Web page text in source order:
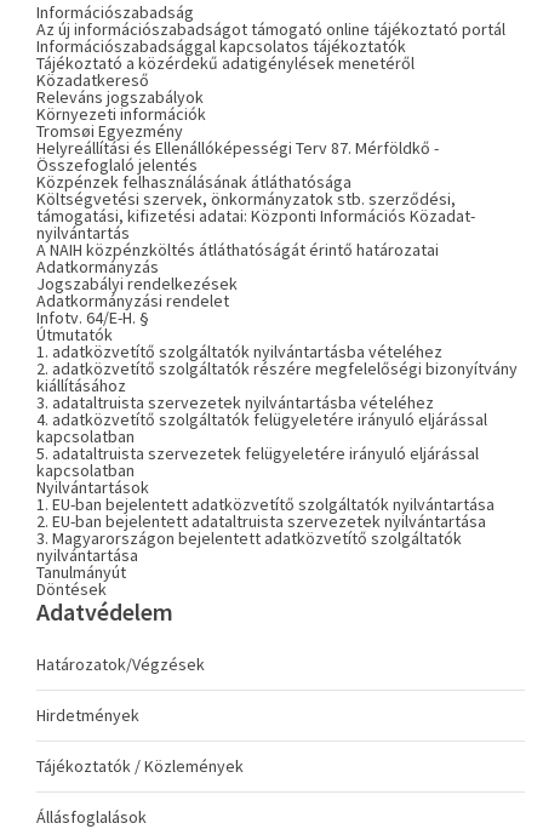
Információszabadság
Az új információszabadságot támogató online tájékoztató portál
Információszabadsággal kapcsolatos tájékoztatók
Tájékoztató a közérdekű adatigénylések menetéről
Közadatkereső
Releváns jogszabályok
Környezeti információk
Tromsøi Egyezmény
Helyreállítási és Ellenállóképességi Terv 87. Mérföldkő -
Összefoglaló jelentés
Közpénzek felhasználásának átláthatósága
Költségvetési szervek, önkormányzatok stb. szerződési,
támogatási, kifizetési adatai: Központi Információs Közadat-
nyilvántartás
A NAIH közpénzköltés átláthatóságát érintő határozatai
Adatkormányzás
Jogszabályi rendelkezések
Adatkormányzási rendelet
Infotv. 64/E-H. §
Útmutatók
1. adatközvetítő szolgáltatók nyilvántartásba vételéhez
2. adatközvetítő szolgáltatók részére megfelelőségi bizonyítvány
kiállításához
3. adataltruista szervezetek nyilvántartásba vételéhez
4. adatközvetítő szolgáltatók felügyeletére irányuló eljárással
kapcsolatban
5. adataltruista szervezetek felügyeletére irányuló eljárással
kapcsolatban
Nyilvántartások
1. EU-ban bejelentett adatközvetítő szolgáltatók nyilvántartása
2. EU-ban bejelentett adataltruista szervezetek nyilvántartása
3. Magyarországon bejelentett adatközvetítő szolgáltatók
nyilvántartása
Tanulmányút
Döntések
Adatvédelem
Határozatok/Végzések
Hirdetmények
Tájékoztatók / Közlemények
Állásfoglalások